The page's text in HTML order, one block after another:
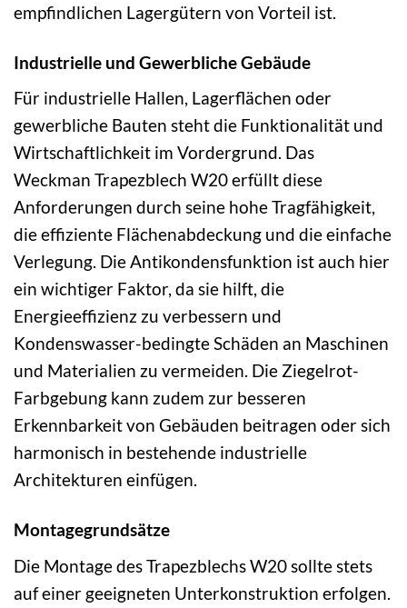
empfindlichen Lagergütern von Vorteil ist.
Industrielle und Gewerbliche Gebäude
Für industrielle Hallen, Lagerflächen oder
gewerbliche Bauten steht die Funktionalität und
Wirtschaftlichkeit im Vordergrund. Das
Weckman Trapezblech W20 erfüllt diese
Anforderungen durch seine hohe Tragfähigkeit,
die effiziente Flächenabdeckung und die einfache
Verlegung. Die Antikondensfunktion ist auch hier
ein wichtiger Faktor, da sie hilft, die
Energieeffizienz zu verbessern und
Kondenswasser-bedingte Schäden an Maschinen
und Materialien zu vermeiden. Die Ziegelrot-
Farbgebung kann zudem zur besseren
Erkennbarkeit von Gebäuden beitragen oder sich
harmonisch in bestehende industrielle
Architekturen einfügen.
Montagegrundsätze
Die Montage des Trapezblechs W20 sollte stets
auf einer geeigneten Unterkonstruktion erfolgen.